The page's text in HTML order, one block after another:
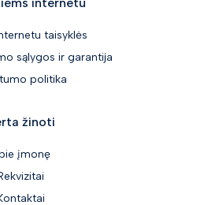
taisyklės
sąlygos ir garantija
politika
žinoti
įmonę